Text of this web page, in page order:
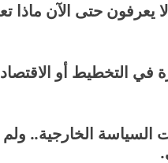
حتى الآن ماذا
التخطيط أو
السياسة الخارجية..